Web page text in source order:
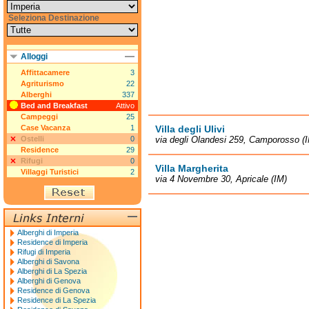
Villa degli Ulivi
via degli Olandesi 259, Camporosso
Villa Margherita
via 4 Novembre 30, Apricale (IM)
Seleziona Destinazione
Alloggi
Affittacamere
3
Agriturismo
22
Alberghi
337
Bed and Breakfast
Attivo
Campeggi
25
Case Vacanza
1
Ostelli
0
Residence
29
Rifugi
0
Villaggi Turistici
2
Alberghi di Imperia
Residence di Imperia
Rifugi di Imperia
Alberghi di Savona
Alberghi di La Spezia
Alberghi di Genova
Residence di Genova
Residence di La Spezia